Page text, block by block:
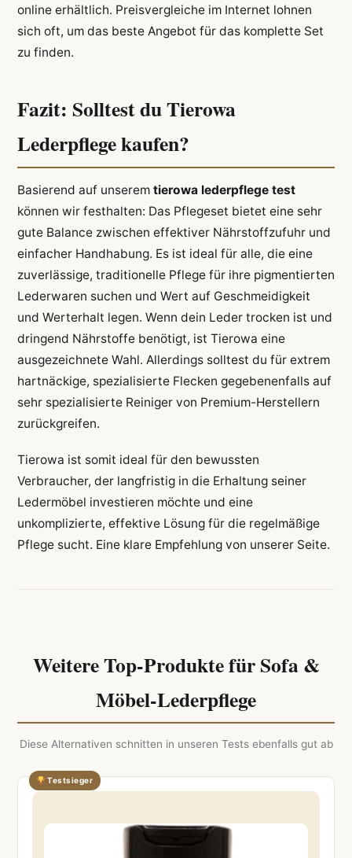
online erhältlich. Preisvergleiche im Internet lohnen
sich oft, um das beste Angebot für das komplette Set
zu finden.
Fazit: Solltest du Tierowa
Lederpflege kaufen?
Basierend auf unserem tierowa lederpflege test
können wir festhalten: Das Pflegeset bietet eine sehr
gute Balance zwischen effektiver Nährstoffzufuhr und
einfacher Handhabung. Es ist ideal für alle, die eine
zuverlässige, traditionelle Pflege für ihre pigmentierten
Lederwaren suchen und Wert auf Geschmeidigkeit
und Werterhalt legen. Wenn dein Leder trocken ist und
dringend Nährstoffe benötigt, ist Tierowa eine
ausgezeichnete Wahl. Allerdings solltest du für extrem
hartnäckige, spezialisierte Flecken gegebenenfalls auf
sehr spezialisierte Reiniger von Premium-Herstellern
zurückgreifen.
Tierowa ist somit ideal für den bewussten
Verbraucher, der langfristig in die Erhaltung seiner
Ledermöbel investieren möchte und eine
unkomplizierte, effektive Lösung für die regelmäßige
Pflege sucht. Eine klare Empfehlung von unserer Seite.
Weitere Top-Produkte für Sofa &
Möbel-Lederpflege
Diese Alternativen schnitten in unseren Tests ebenfalls gut ab
Testsieger